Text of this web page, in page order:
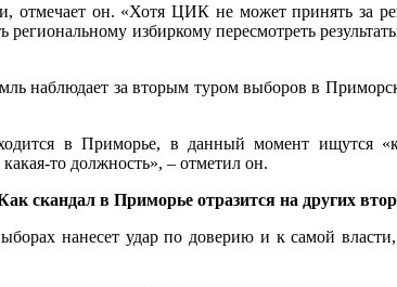
отмечает он. «Хотя ЦИК не может принять за
избиркому пересмотреть
наблюдает за вторым туром выборов в
в Приморье, в данный момент ищутся
то должность», – отметил он.
скандал в Приморье отразится на других
нанесет удар по доверию и к самой